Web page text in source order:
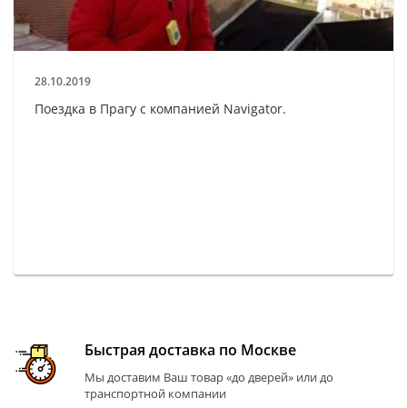
28.10.2019
Поездка в Прагу с компанией Navigator.
Быстрая доставка по Москве
Мы доставим Ваш товар «до дверей» или до
транспортной компании